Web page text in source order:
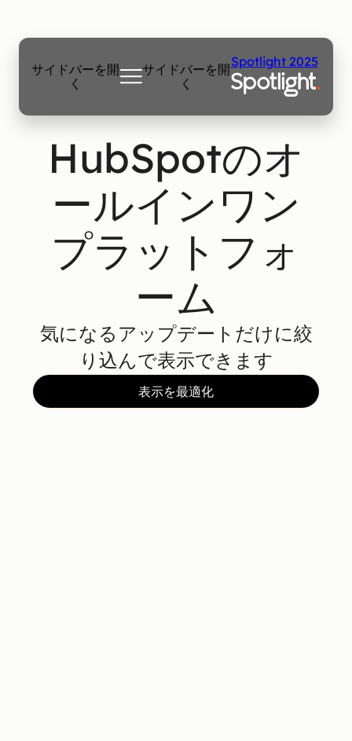
サイドバーを開
く
サイドバーを開
く
Spotlight 2025
HubSpotのオ
ールインワン
プラットフォ
ーム
気になるアップデートだけに絞
り込んで表示できます
表示を最適化